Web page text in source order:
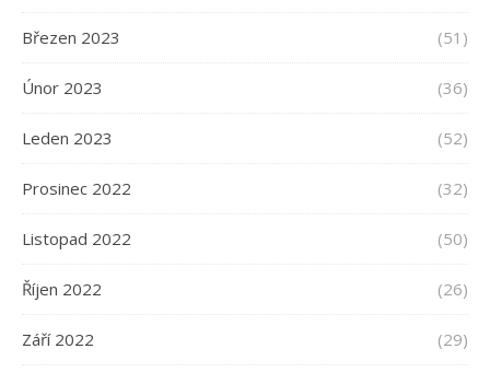
Březen 2023 (51)
Únor 2023 (36)
Leden 2023 (52)
Prosinec 2022 (32)
Listopad 2022 (50)
Říjen 2022 (26)
Září 2022 (29)